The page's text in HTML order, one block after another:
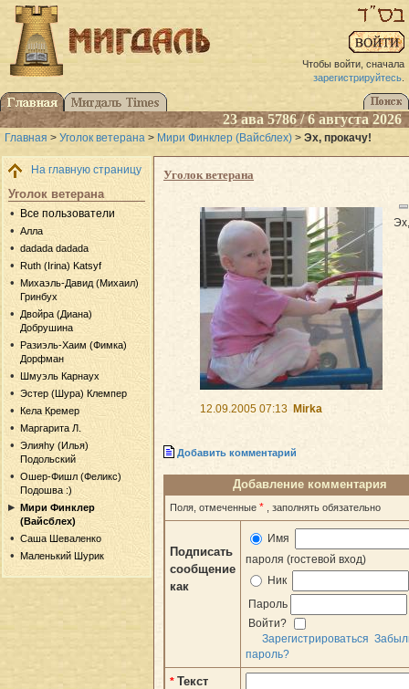
Чтобы войти, сначала
зарегистрируйтесь.
23 ава 5786 / 6 августа 2026
Главная > Уголок ветерана > Мири Финклер (Вайсблех) > Эх, прокачу!
На главную страницу
Уголок ветерана
Все пользователи
Алла
dadada dadada
Ruth (Irina) Katsyf
Михаэль-Давид (Михаил)
Гринбух
Двойра (Диана)
Добрушина
Разиэль-Хаим (Фимка)
Дорфман
Шмуэль Карнаух
Эстер (Шура) Клемпер
Кела Кремер
Маргарита Л.
Элияhу (Илья)
Подольский
Ошер-Фишл (Феликс)
Подошва :)
Мири Финклер
(Вайсблех)
Саша Шеваленко
Маленький Шурик
Уголок ветерана
12.09.2005 07:13 Mirka
Добавить комментарий
Добавление комментария
Поля, отмеченные * , заполнять обязательно
Подписать
сообщение
как
Имя
пароля (гостевой вход)
Ник
Пароль
Войти?
Зарегистрироваться
пароль?
* Текст